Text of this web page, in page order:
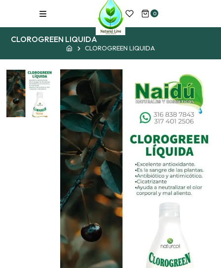
content
0
CLOROGREEN LIQUIDA
CLOROGREEN LIQUIDA